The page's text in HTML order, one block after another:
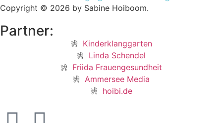
Copyright © 2026 by Sabine Hoiboom.
Partner:
Kinderklanggarten
Linda Schendel
Friida Frauengesundheit
Ammersee Media
hoibi.de